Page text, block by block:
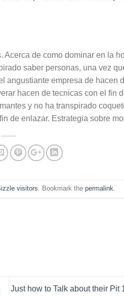
Acerca de como dominar en la
saber personas, una vez
angustiante empresa de hacen
hacen de tecnicas con el fin
y no ha transpirado
de enlazar. Estrategia sobre
visitors. Bookmark thepermalink.
Just how to Talk about their Pit